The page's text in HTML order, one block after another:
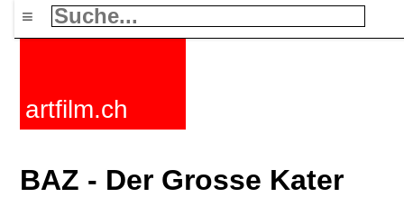
≡
artfilm.ch
BAZ - Der Grosse Kater